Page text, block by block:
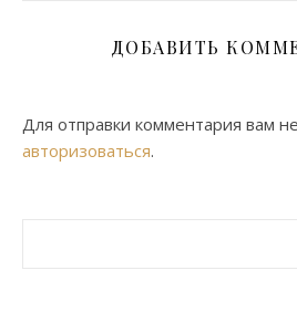
ДОБАВИТЬ
Для отправки комментария вам
авторизоваться.